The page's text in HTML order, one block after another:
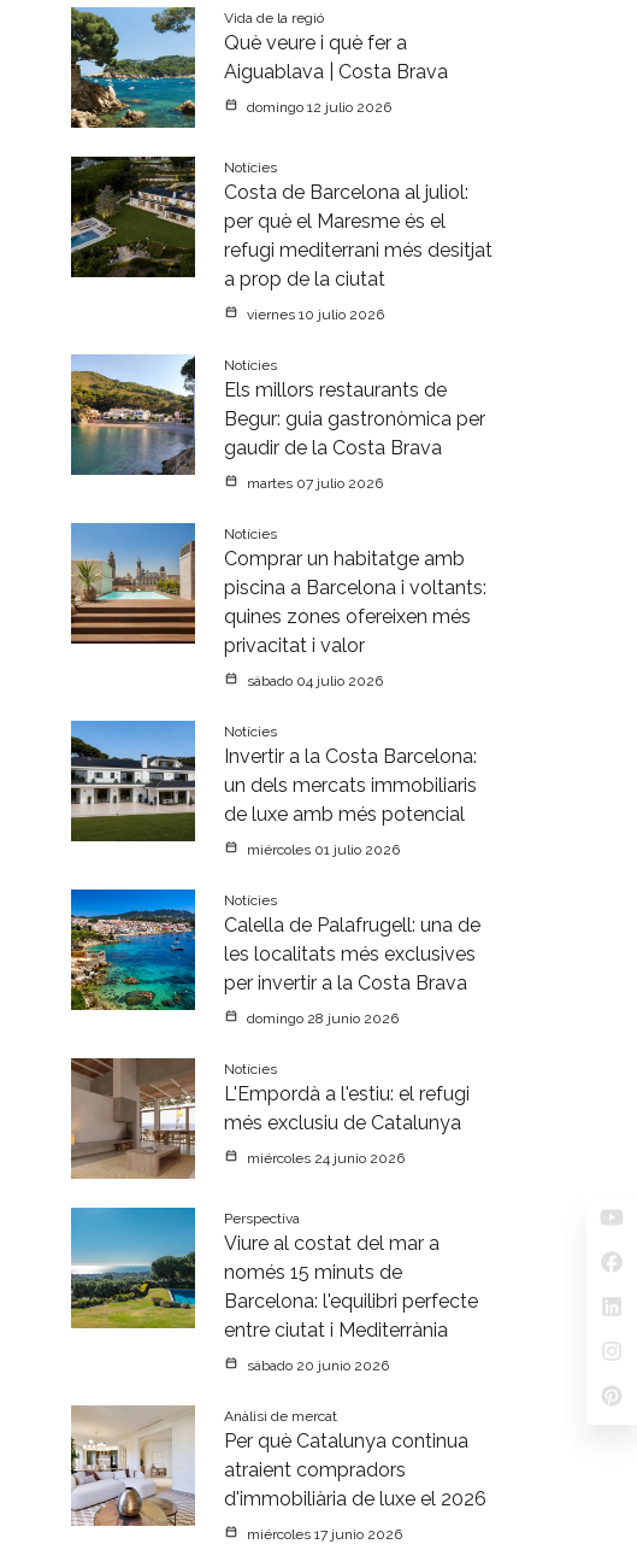
Vida de la regió
Què veure i què fer a
Aiguablava | Costa Brava
domingo 12 julio 2026
Notícies
Costa de Barcelona al juliol:
per què el Maresme és el
refugi mediterrani més desitjat
a prop de la ciutat
viernes 10 julio 2026
Notícies
Els millors restaurants de
Begur: guia gastronòmica per
gaudir de la Costa Brava
martes 07 julio 2026
Notícies
Comprar un habitatge amb
piscina a Barcelona i voltants:
quines zones ofereixen més
privacitat i valor
sábado 04 julio 2026
Notícies
Invertir a la Costa Barcelona:
un dels mercats immobiliaris
de luxe amb més potencial
miércoles 01 julio 2026
Notícies
Calella de Palafrugell: una de
les localitats més exclusives
per invertir a la Costa Brava
domingo 28 junio 2026
Notícies
L'Empordà a l'estiu: el refugi
més exclusiu de Catalunya
miércoles 24 junio 2026
Perspectiva
Viure al costat del mar a
només 15 minuts de
Barcelona: l'equilibri perfecte
entre ciutat i Mediterrània
sábado 20 junio 2026
Anàlisi de mercat
Per què Catalunya continua
atraient compradors
d'immobiliària de luxe el 2026
miércoles 17 junio 2026